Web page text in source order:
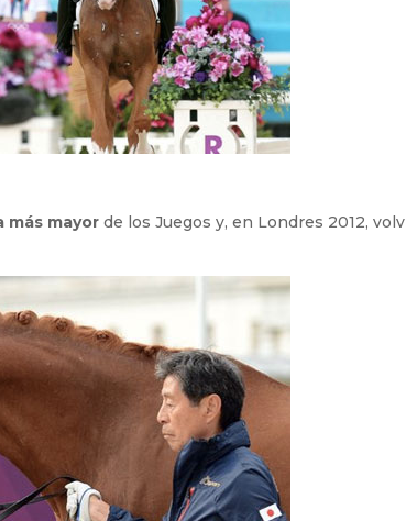
más mayor de los Juegos y, en Londres 2012,